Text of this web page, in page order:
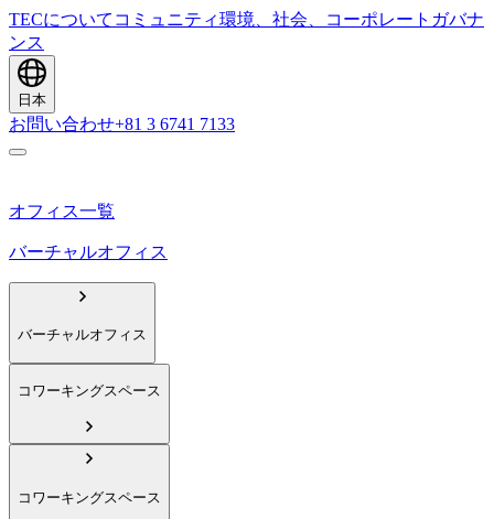
TECについて コミュニティ環境、社会、コーポレートガバナ
ンス
日本
お問い合わせ+81 3 6741 7133
オフィス一覧
バーチャルオフィス
バーチャルオフィス
コワーキングスペース
コワーキングスペース